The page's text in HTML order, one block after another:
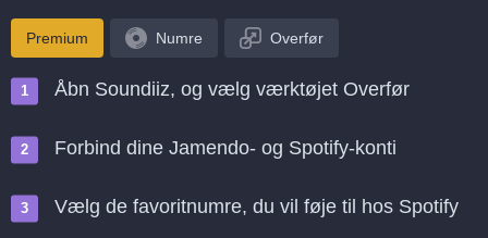
Premium Numre Overfør
Åbn Soundiiz, og vælg værktøjet Overfør
Forbind dine Jamendo- og Spotify-konti
Vælg de favoritnumre, du vil føje til hos Spotify